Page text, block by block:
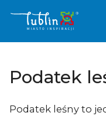
Podatek
Podatek leśny to